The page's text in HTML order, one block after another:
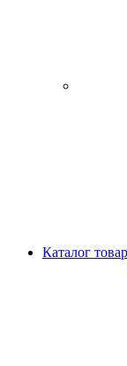
Каталог